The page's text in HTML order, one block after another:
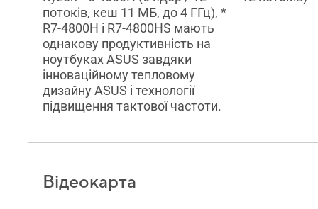
потоків, кеш 11 МБ, до 4 ГГц), *
R7-4800H і R7-4800HS мають
однакову продуктивність на
ноутбуках ASUS завдяки
інноваційному тепловому
дизайну ASUS і технології
підвищення тактової частоти.
Відеокарта